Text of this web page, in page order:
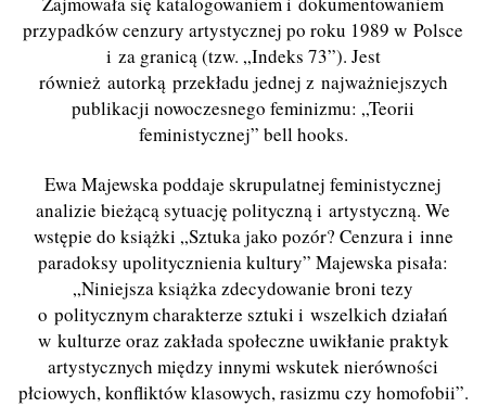
przypadków cenzury artystycznej po roku 1989 w Polsce
i za granicą (tzw. „Indeks 73”). Jest
również autorką przekładu jednej z najważniejszych
publikacji nowoczesnego feminizmu: „Teorii
feministycznej” bell hooks.
Ewa Majewska poddaje skrupulatnej feministycznej
analizie bieżącą sytuację polityczną i artystyczną. We
wstępie do książki „Sztuka jako pozór? Cenzura i inne
paradoksy upolitycznienia kultury” Majewska pisała:
„Niniejsza książka zdecydowanie broni tezy
o politycznym charakterze sztuki i wszelkich działań
w kulturze oraz zakłada społeczne uwikłanie praktyk
artystycznych między innymi wskutek nierówności
płciowych, konfliktów klasowych, rasizmu czy homofobii”.